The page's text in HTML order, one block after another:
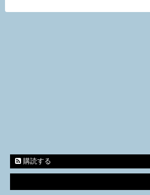
購読する